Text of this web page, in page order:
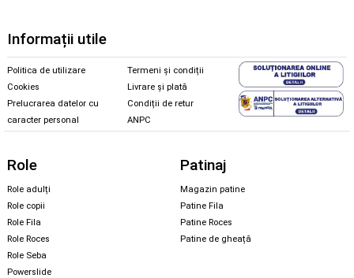
Informații utile
Politica de utilizare
Cookies
Prelucrarea datelor cu
caracter personal
Termeni și condiții
Livrare și plată
Condiții de retur
ANPC
Role
Role adulți
Role copii
Role Fila
Role Roces
Role Seba
Powerslide
Patinaj
Magazin patine
Patine Fila
Patine Roces
Patine de gheață